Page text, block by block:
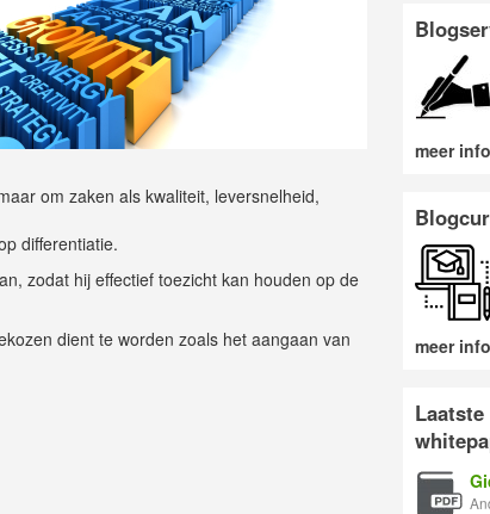
om zaken als kwaliteit, leversnelheid,
differentiatie.
zodat hij effectief toezicht kan houden op de
dient te worden zoals het aangaan van
meer
meer